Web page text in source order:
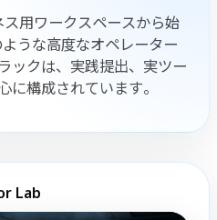
用ワークスペースから始
うな高度なオペレーター
ックは、実践提出、実ツー
に構成されています。
Lab